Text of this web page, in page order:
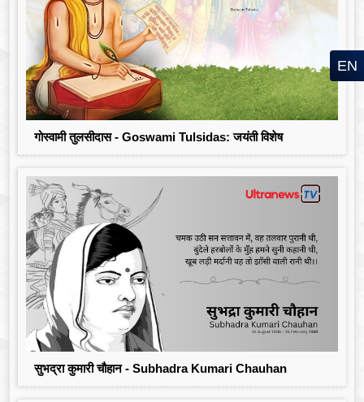
गोस्वामी तुलसीदास - Goswami Tulsidas: जयंती विशेष
सुभद्रा कुमारी चौहान - Subhadra Kumari Chauhan
EN